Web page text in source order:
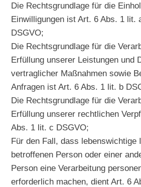
Die Rechtsgrundlage für die
Einwilligungen ist Art. 6 Abs. 1 lit.
DSGVO;
Die Rechtsgrundlage für die
Erfüllung unserer Leistungen und
vertraglicher Maßnahmen sowie
Anfragen ist Art. 6 Abs. 1 lit. b
Die Rechtsgrundlage für die
Erfüllung unserer rechtlichen
Abs. 1 lit. c DSGVO;
Für den Fall, dass lebenswichtige
betroffenen Person oder einer
Person eine Verarbeitung
erforderlich machen, dient Art. 6